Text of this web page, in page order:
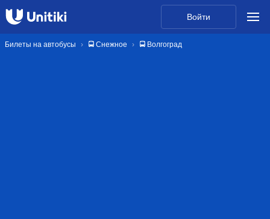
Войти
Билеты на автобусы 🚍 Снежное 🚍 Волгоград